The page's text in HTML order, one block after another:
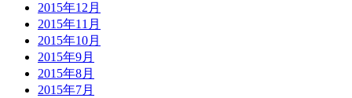
2015年12月
2015年11月
2015年10月
2015年9月
2015年8月
2015年7月